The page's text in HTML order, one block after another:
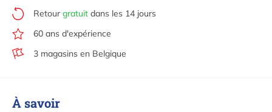
Retour gratuit dans les 14 jours
60 ans d'expérience
3 magasins en Belgique
À savoir